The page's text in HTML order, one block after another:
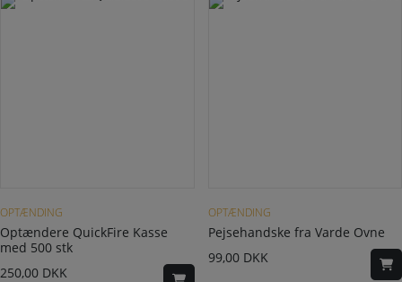
OPTÆNDING
Optændere QuickFire Kasse
med 500 stk
250,00 DKK
OPTÆNDING
Pejsehandske fra Varde Ovne
99,00 DKK